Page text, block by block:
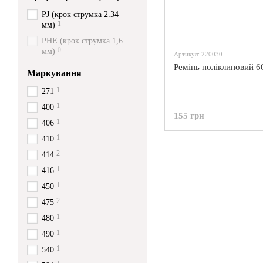
Артикул: 220030
Ремінь поліклиновий
155 грн
PJ (крок струмка 2.34
мм) 1
PHE (крок струмка 1,6
мм) 0
Маркування
271 1
400 1
406 1
410 1
414 2
416 1
450 1
475 2
480 1
490 1
540 1